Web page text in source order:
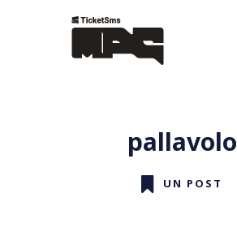
pallavolo
UN POST